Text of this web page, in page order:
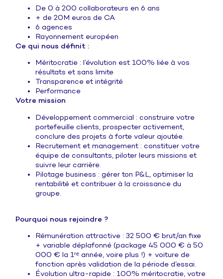
De 0 à 200 collaborateurs en 6 ans
+ de 20M euros de CA
6 agences
Rayonnement européen
Ce qui nous définit :
Méritocratie : l’évolution est 100% liée à vos
résultats et sans limite
Transparence et intégrité
Performance
Votre mission
Développement commercial : construire votre
portefeuille clients, prospecter activement,
conclure des projets à forte valeur ajoutée.
Recrutement et management : constituer votre
équipe de consultants, piloter leurs missions et
suivre leur carrière.
Pilotage business : gérer ton P&L, optimiser la
rentabilité et contribuer à la croissance du
groupe.
Pourquoi nous rejoindre ?
Rémunération attractive : 32 500 € brut/an fixe
+ variable déplafonné (package 45 000 € à 50
000 € la 1ʳᵉ année, voire plus !) + voiture de
fonction après validation de la période d’essai.
Évolution ultra-rapide : 100% méritocratie, votre